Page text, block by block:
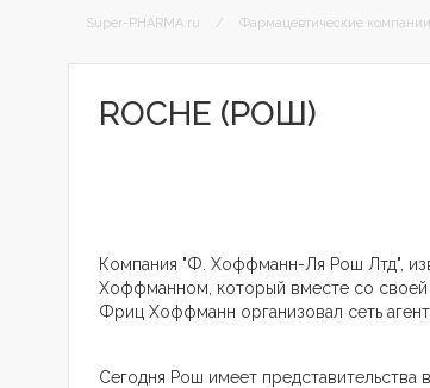
Super-PHARMA.ru / Фармацевтические компании
ROCHE (РОШ)
Компания "Ф. Хоффманн-Ля Рош Лтд",
Хоффманном, который вместе со
Фриц Хоффманн организовал сеть
Сегодня Рош имеет